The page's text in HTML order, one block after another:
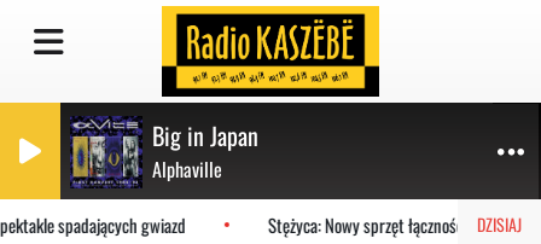
Big in Japan
Alphaville
DZISIAJ
spadających gwiazd Stężyca: Nowy sprzęt łączności trafił do